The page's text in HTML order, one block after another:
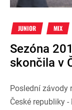
JUNIOR MIX
Sezóna
skončila v
Poslední závody
České republiky